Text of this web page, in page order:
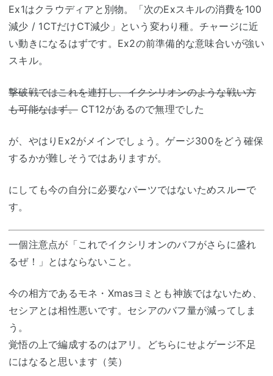
Ex1はクラウディアと別物。「次のExスキルの消費を100
減少 / 1CTだけCT減少」という変わり種。チャージに近
い動きになるはずです。Ex2の前準備的な意味合いが強い
スキル。
撃破戦ではこれを連打し、イクシリオンのような戦い方
も可能なはず。CT12があるので無理でした
が、やはりEx2がメインでしょう。ゲージ300をどう確保
するかが難しそうではありますが。
にしても今の自分に必要なパーツではないためスルーで
す。
一個注意点が「これでイクシリオンのバフがさらに盛れ
るぜ！」とはならないこと。
今の相方であるモネ・Xmasヨミとも神族ではないため、
セシアとは相性悪いです。セシアのバフ量が減ってしま
う。
覚悟の上で編成するのはアリ。どちらにせよゲージ不足
にはなると思います（笑）